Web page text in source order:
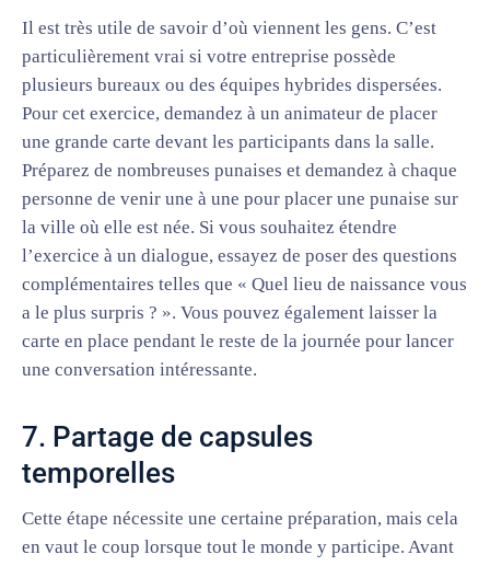
Il est très utile de savoir d’où viennent les gens. C’est
particulièrement vrai si votre entreprise possède
plusieurs bureaux ou des équipes hybrides dispersées.
Pour cet exercice, demandez à un animateur de placer
une grande carte devant les participants dans la salle.
Préparez de nombreuses punaises et demandez à chaque
personne de venir une à une pour placer une punaise sur
la ville où elle est née. Si vous souhaitez étendre
l’exercice à un dialogue, essayez de poser des questions
complémentaires telles que « Quel lieu de naissance vous
a le plus surpris ? ». Vous pouvez également laisser la
carte en place pendant le reste de la journée pour lancer
une conversation intéressante.
7. Partage de capsules
temporelles
Cette étape nécessite une certaine préparation, mais cela
en vaut le coup lorsque tout le monde y participe. Avant